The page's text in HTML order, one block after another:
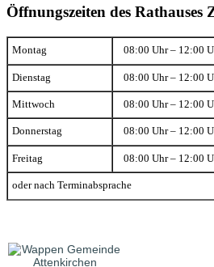
Öffnungszeiten des Rathauses
Montag 08:00 Uhr – 12:00
Dienstag 08:00 Uhr – 12:00
Mittwoch 08:00 Uhr – 12:00
Donnerstag 08:00 Uhr – 12:00
Freitag 08:00 Uhr – 12:00
oder nach Terminabsprache